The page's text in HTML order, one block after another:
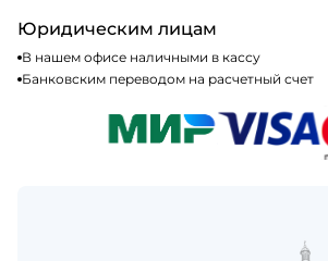
Юридическим лицам
В нашем офисе наличными в кассу
Банковским переводом на расчетный счет